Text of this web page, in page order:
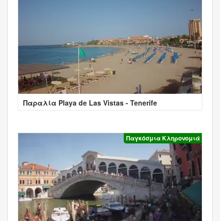
Παραλία Playa de Las Vistas - Tenerife
Παγκόσμια Κληρονομιά